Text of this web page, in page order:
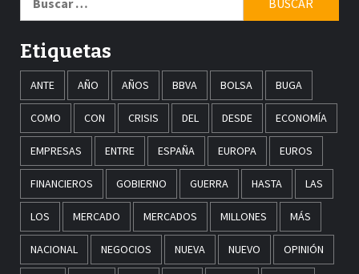
Etiquetas
ANTE AÑO AÑOS BBVA BOLSA BUGA
COMO CON CRISIS DEL DESDE ECONOMÍA
EMPRESAS ENTRE ESPAÑA EUROPA EUROS
FINANCIEROS GOBIERNO GUERRA HASTA LAS
LOS MERCADO MERCADOS MILLONES MÁS
NACIONAL NEGOCIOS NUEVA NUEVO OPINIÓN